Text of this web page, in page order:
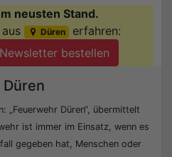
neusten Stand.
Düren
erfahren:
Newsletter bestellen
„Feuerwehr Düren“, übermittelt
ist immer im Einsatz, wenn es
gegeben hat, Menschen oder